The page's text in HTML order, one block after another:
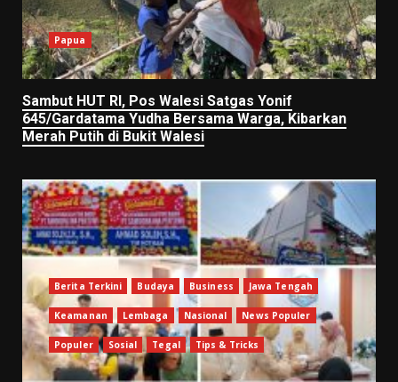
Papua
Sambut HUT RI, Pos Walesi Satgas Yonif
645/Gardatama Yudha Bersama Warga, Kibarkan
Merah Putih di Bukit Walesi
Berita Terkini Budaya Business Jawa Tengah
Keamanan Lembaga Nasional News Populer
Populer Sosial Tegal Tips & Tricks